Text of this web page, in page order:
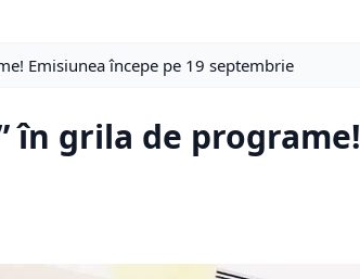
Emisiunea începe pe 19 septembrie
în grila de programe!